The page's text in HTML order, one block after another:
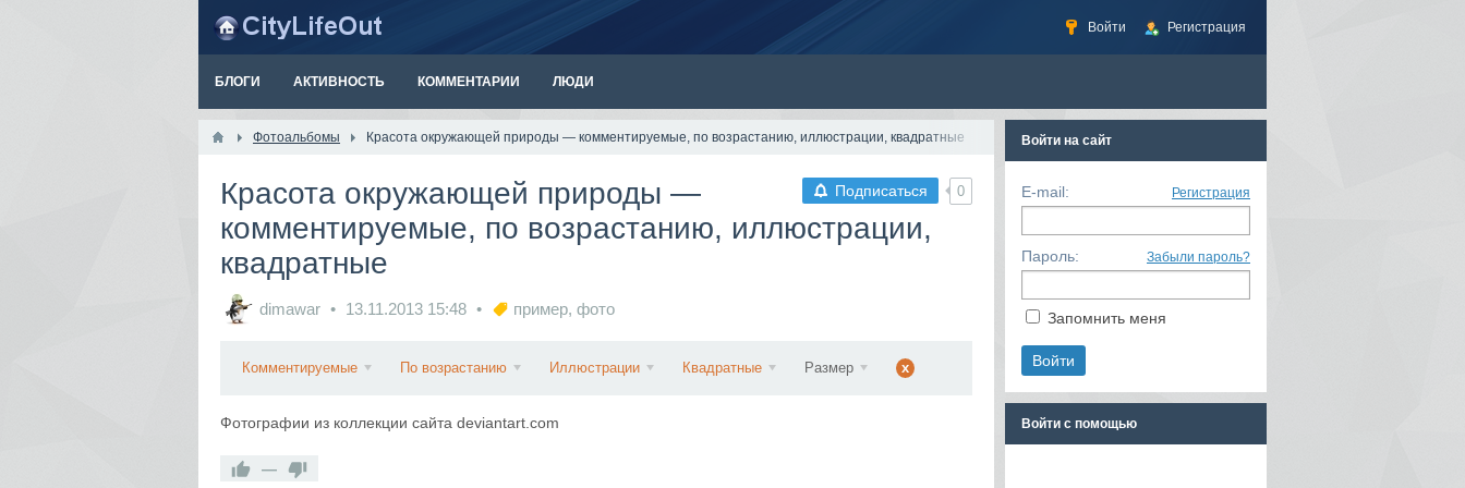
Войти Регистрация
БЛОГИ АКТИВНОСТЬ КОММЕНТАРИИ ЛЮДИ
Фотоальбомы Красота окружающей природы — комментируемые, по возрастанию, иллюстрации, квадратные
Подписаться 0
Красота окружающей природы —
комментируемые, по возрастанию, иллюстрации,
квадратные
dimawar 13.11.2013 15:48 пример, фото
Комментируемые По возрастанию Иллюстрации Квадратные Размер x
Фотографии из коллекции сайта deviantart.com
—
Войти на сайт
E-mail: Регистрация
Пароль: Забыли пароль?
Запомнить меня
Войти с помощью